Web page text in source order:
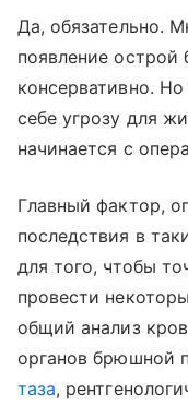
Да, обязательно.
появление острой
консервативно.
себе угрозу для
начинается с
Главный фактор,
последствия в
для того, чтобы
провести
общий анализ
органов брюшной
таза,